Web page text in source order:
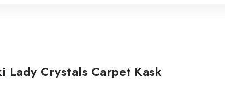
Lady Crystals Carpet Kask